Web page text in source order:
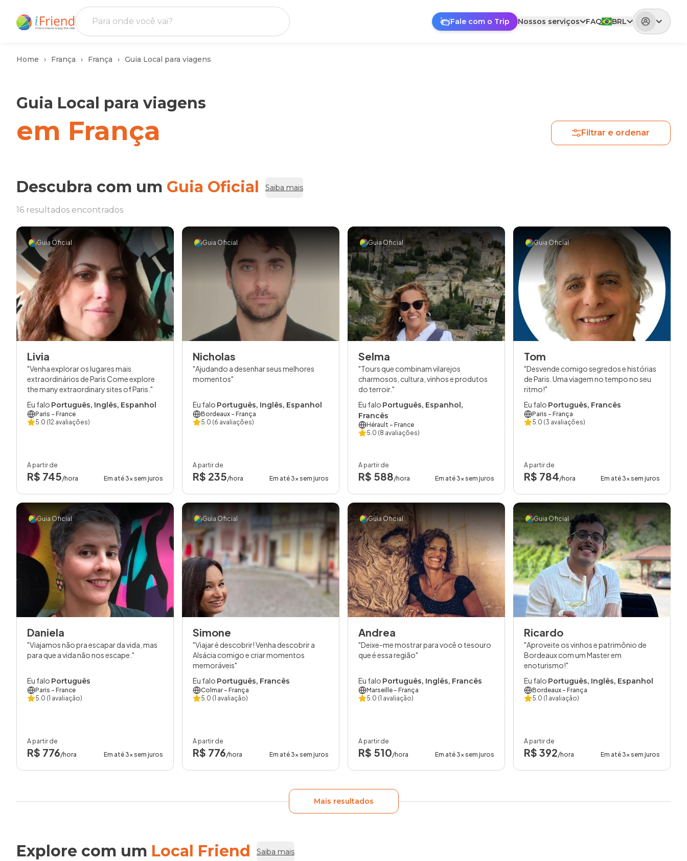
Fale com o Trip Nossos serviços FAQ BRL
Home França França Guia Local para viagens
Guia Local para viagens
em França Filtrar e ordenar
Descubra com um Guia Oficial Saiba mais
16 resultados encontrados
Guia Oficial
Livia
Venha explorar os lugares mais
extraordinários de Paris Come explore
the many extraordinary sites of Paris.
Eu falo Português, Inglês, Espanhol
Paris - France
5.0 (12 avaliações)
A partir de
R$ 745/hora Em até 3x sem juros
Guia Oficial
Nicholas
Ajudando a desenhar seus melhores
momentos
Eu falo Português, Inglês, Espanhol
Bordeaux - França
5.0 (6 avaliações)
A partir de
R$ 235/hora Em até 3x sem juros
Guia Oficial
Selma
Tours que combinam vilarejos
charmosos, cultura, vinhos e produtos
do terroir.
Eu falo Português, Espanhol,
Francês
Hérault - France
5.0 (8 avaliações)
A partir de
R$ 588/hora Em até 3x sem juros
Guia Oficial
Tom
Desvende comigo segredos e histórias
de Paris. Uma viagem no tempo no seu
ritmo!
Eu falo Português, Francês
Paris - França
5.0 (3 avaliações)
A partir de
R$ 784/hora Em até 3x sem juros
Guia Oficial
Daniela
Viajamos não pra escapar da vida, mas
para que a vida não nos escape.
Eu falo Português
Paris - France
5.0 (1 avaliação)
A partir de
R$ 776/hora Em até 3x sem juros
Guia Oficial
Simone
Viajar é descobrir! Venha descobrir a
Alsácia comigo e criar momentos
memoráveis
Eu falo Português, Francês
Colmar - França
5.0 (1 avaliação)
A partir de
R$ 776/hora Em até 3x sem juros
Guia Oficial
Andrea
Deixe-me mostrar para você o tesouro
que é essa região
Eu falo Português, Inglês, Francês
Marseille - França
5.0 (1 avaliação)
A partir de
R$ 510/hora Em até 3x sem juros
Guia Oficial
Ricardo
Aproveite os vinhos e patrimônio de
Bordeaux com um Master em
enoturismo!
Eu falo Português, Inglês, Espanhol
Bordeaux - França
5.0 (1 avaliação)
A partir de
R$ 392/hora Em até 3x sem juros
Mais resultados
Explore com um Local Friend Saiba mais